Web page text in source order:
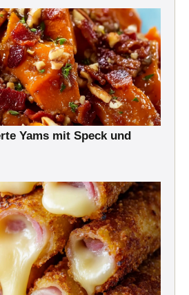
Yams mit Speck und